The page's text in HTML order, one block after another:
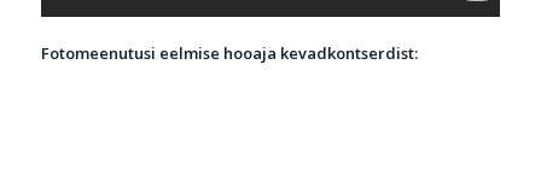
Fotomeenutusi eelmise hooaja kevadkontserdist: